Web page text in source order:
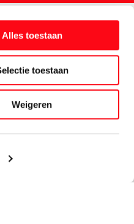
Alles toestaan
toestaan
Weigeren